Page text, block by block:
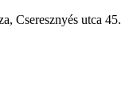
Cseresznyés utca 45.